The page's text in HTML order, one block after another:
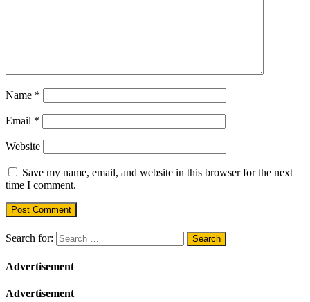
Name *
Email *
Website
Save my name, email, and website in this browser for the next
time I comment.
Search for:
Advertisement
Advertisement